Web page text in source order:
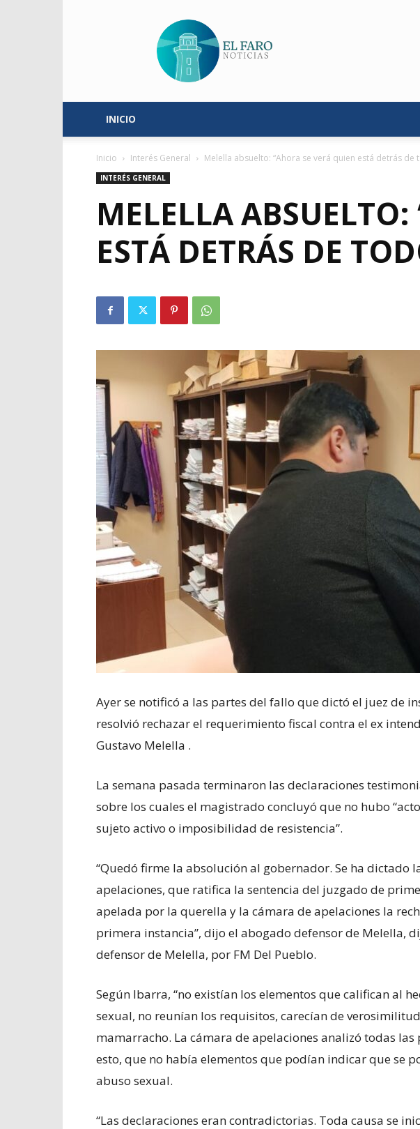
Faro
Noticias
INICIO
Inicio Interés General Melella absuelto: “Ahora se verá quien está detrás de
INTERÉS GENERAL
MELELLA
ESTÁ DETRÁS DE
Ayer se notificó a las partes del fallo que dictó el juez de
resolvió rechazar el requerimiento fiscal contra el ex
Gustavo Melella .
La semana pasada terminaron las declaraciones
sobre los cuales el magistrado concluyó que no hubo
sujeto activo o imposibilidad de resistencia”.
“Quedó firme la absolución al gobernador. Se ha dictado
apelaciones, que ratifica la sentencia del juzgado de
apelada por la querella y la cámara de apelaciones la
primera instancia”, dijo el abogado defensor de Melella,
defensor de Melella, por FM Del Pueblo.
Según Ibarra, “no existían los elementos que califican al
sexual, no reunían los requisitos, carecían de
mamarracho. La cámara de apelaciones analizó todas
esto, que no había elementos que podían indicar que se
abuso sexual.
“Las declaraciones eran contradictorias. Toda causa se